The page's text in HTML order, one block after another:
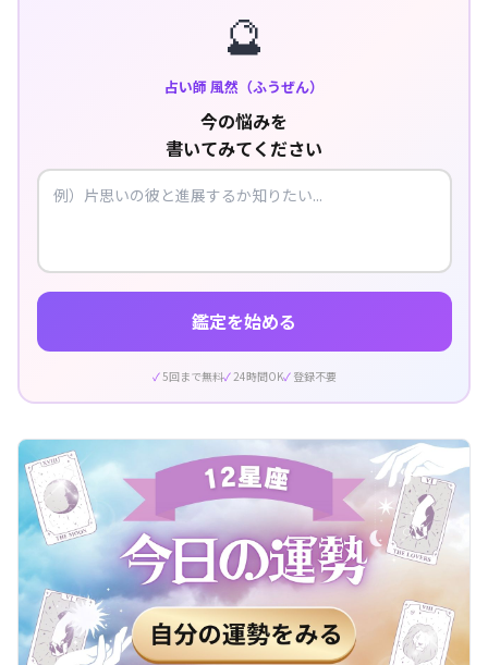
🔮
占い師 風然（ふうぜん）
今の悩みを
書いてみてください
鑑定を始める
5回まで無料 24時間OK 登録不要